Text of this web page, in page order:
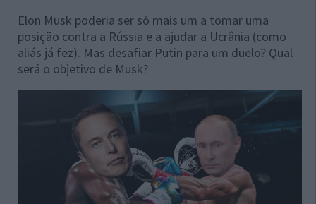
Elon Musk poderia ser só mais um a tomar uma
posição contra a Rússia e a ajudar a Ucrânia (como
aliás já fez). Mas desafiar Putin para um duelo? Qual
será o objetivo de Musk?